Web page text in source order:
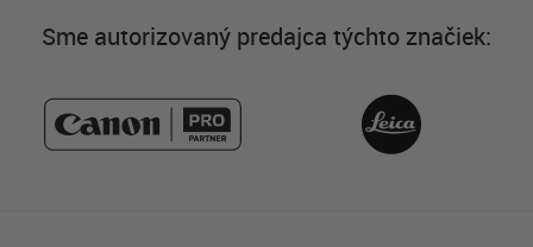
Sme autorizovaný predajca týchto značiek: